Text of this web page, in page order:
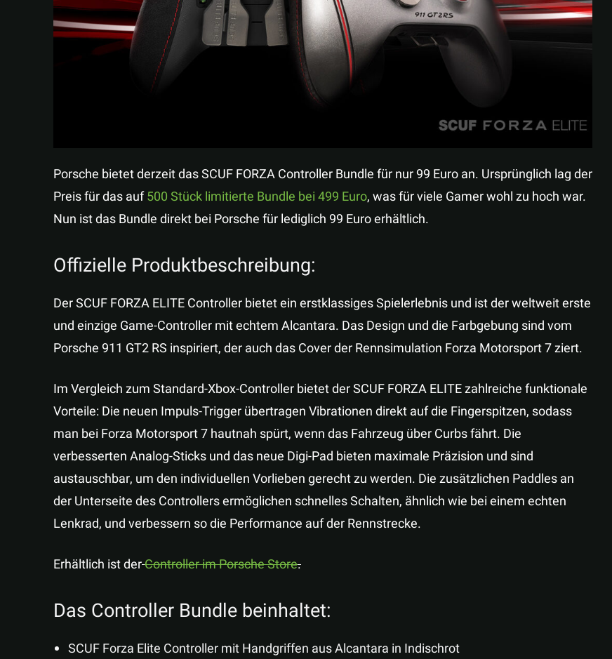
Porsche bietet derzeit das SCUF FORZA Controller Bundle für nur 99 Euro an. Ursprünglich lag der
Preis für das auf500 Stück limitierte Bundle bei 499 Euro, was für viele Gamer wohl zu hoch war.
Nun ist das Bundle direkt bei Porsche für lediglich 99 Euro erhältlich.
Offizielle Produktbeschreibung:
Der SCUF FORZA ELITE Controller bietet ein erstklassiges Spielerlebnis und ist der weltweit erste
und einzige Game-Controller mit echtem Alcantara. Das Design und die Farbgebung sind vom
Porsche 911 GT2 RS inspiriert, der auch das Cover der Rennsimulation Forza Motorsport 7 ziert.
Im Vergleich zum Standard-Xbox-Controller bietet der SCUF FORZA ELITE zahlreiche funktionale
Vorteile: Die neuen Impuls-Trigger übertragen Vibrationen direkt auf die Fingerspitzen, sodass
man bei Forza Motorsport 7 hautnah spürt, wenn das Fahrzeug über Curbs fährt. Die
verbesserten Analog-Sticks und das neue Digi-Pad bieten maximale Präzision und sind
austauschbar, um den individuellen Vorlieben gerecht zu werden. Die zusätzlichen Paddles an
der Unterseite des Controllers ermöglichen schnelles Schalten, ähnlich wie bei einem echten
Lenkrad, und verbessern so die Performance auf der Rennstrecke.
Erhältlich ist derController im Porsche Store.
Das Controller Bundle beinhaltet:
SCUF Forza Elite Controller mit Handgriffen aus Alcantara in Indischrot